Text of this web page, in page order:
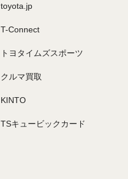
toyota.jp
T-Connect
トヨタイムズスポーツ
クルマ買取
KINTO
TSキュービックカード